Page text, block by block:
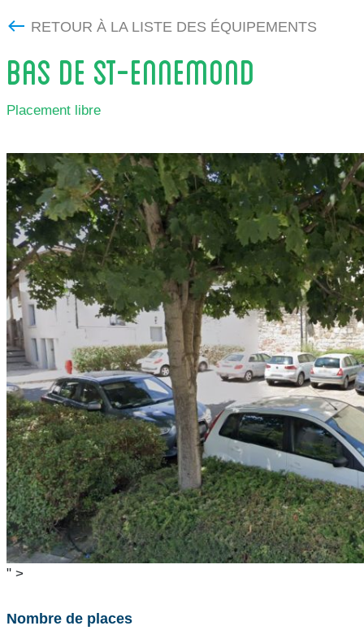
RETOUR À LA LISTE DES ÉQUIPEMENTS
BAS DE ST-ENNEMOND
Placement libre
" >
Nombre de places